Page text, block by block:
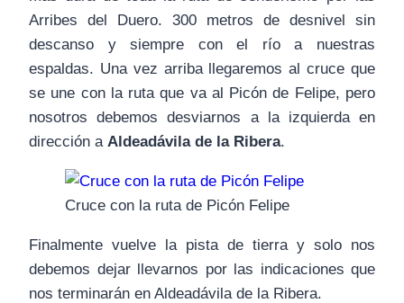
Arribes del Duero. 300 metros de desnivel sin
descanso y siempre con el río a nuestras
espaldas. Una vez arriba llegaremos al cruce que
se une con la ruta que va al Picón de Felipe, pero
nosotros debemos desviarnos a la izquierda en
dirección a Aldeadávila de la Ribera.
Cruce con la ruta de Picón Felipe
Finalmente vuelve la pista de tierra y solo nos
debemos dejar llevarnos por las indicaciones que
nos terminarán en Aldeadávila de la Ribera.